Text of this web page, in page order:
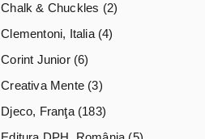
Chalk & Chuckles (2)
Clementoni, Italia(4)
Corint Junior(6)
Creativa Mente (3)
Djeco, Franţa(183)